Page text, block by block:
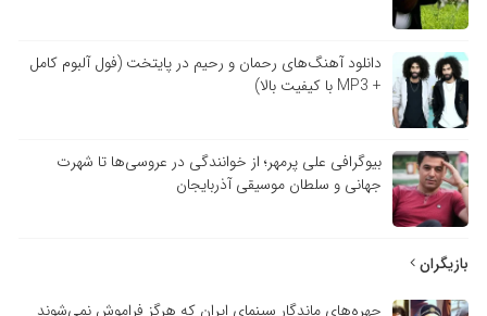
دانلود آهنگ‌های رحمان و رحیم در پایتخت (فول آلبوم کامل
+ MP3 با کیفیت بالا)
بیوگرافی علی پرمهر؛ از خوانندگی در عروسی‌ها تا شهرت
جهانی و سلطان موسیقی آذربایجان
بازیگران
چهره‌های ماندگار سینمای ایران که هرگز فراموش نمی‌شوند